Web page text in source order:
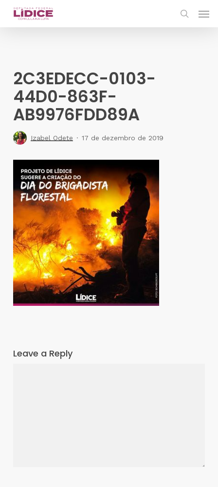
Skip
2C3EDECC-0103-
44D0-863F-
AB9976FDD89A
Izabel Odete 17 de dezembro de 2019
Leave a Reply